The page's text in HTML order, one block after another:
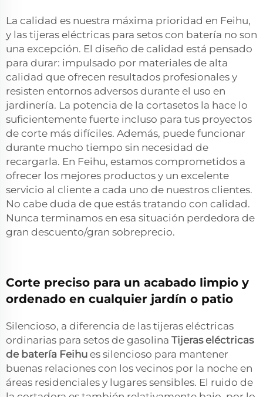
La calidad es nuestra máxima prioridad en Feihu,
y las tijeras eléctricas para setos con batería no son
una excepción. El diseño de calidad está pensado
para durar: impulsado por materiales de alta
calidad que ofrecen resultados profesionales y
resisten entornos adversos durante el uso en
jardinería. La potencia de la cortasetos la hace lo
suficientemente fuerte incluso para tus proyectos
de corte más difíciles. Además, puede funcionar
durante mucho tiempo sin necesidad de
recargarla. En Feihu, estamos comprometidos a
ofrecer los mejores productos y un excelente
servicio al cliente a cada uno de nuestros clientes.
No cabe duda de que estás tratando con calidad.
Nunca terminamos en esa situación perdedora de
gran descuento/gran sobreprecio.
Corte preciso para un acabado limpio y
ordenado en cualquier jardín o patio
Silencioso, a diferencia de las tijeras eléctricas
ordinarias para setos de gasolina Tijeras eléctricas
de batería Feihu es silencioso para mantener
buenas relaciones con los vecinos por la noche en
áreas residenciales y lugares sensibles. El ruido de